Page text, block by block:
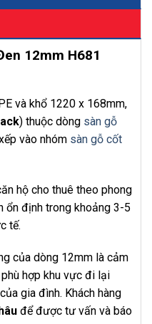
12mm H681
và khổ 1220 x 168mm,
) thuộc dòng sàn gỗ
vào nhóm sàn gỗ cốt
hộ cho thuê theo phong
ổn định trong khoảng 3-5
tế.
của dòng 12mm là cảm
hợp khu vực đi lại
gia đình. Khách hàng
để được tư vấn và báo